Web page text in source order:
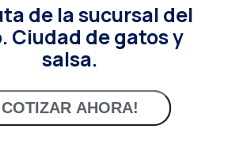
de la sucursal del
Ciudad de gatos y
salsa.
COTIZAR AHORA!